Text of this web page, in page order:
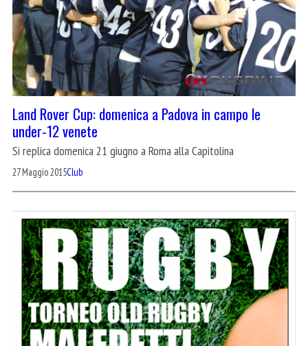
Land Rover Cup: domenica a Padova in campo le
under-12 venete
Si replica domenica 21 giugno a Roma alla Capitolina
27 Maggio 2015Club